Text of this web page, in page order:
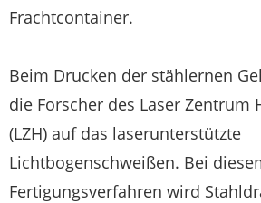
Frachtcontainer.
Beim Drucken der stählernen
die Forscher des Laser Zentrum
(LZH) auf das laserunterstützte
Lichtbogenschweißen. Bei
Fertigungsverfahren wird